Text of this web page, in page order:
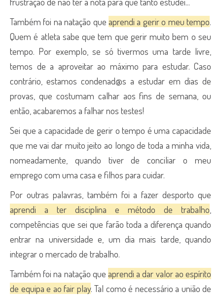
Também foi na natação que aprendi a gerir o meu tempo.
Quem é atleta sabe que tem que gerir muito bem o seu
tempo. Por exemplo, se só tivermos uma tarde livre,
temos de a aproveitar ao máximo para estudar. Caso
contrário, estamos condenad@s a estudar em dias de
provas, que costumam calhar aos fins de semana, ou
então, acabaremos a falhar nos testes!
Sei que a capacidade de gerir o tempo é uma capacidade
que me vai dar muito jeito ao longo de toda a minha vida,
nomeadamente, quando tiver de conciliar o meu
emprego com uma casa e filhos para cuidar.
Por outras palavras, também foi a fazer desporto que
aprendi a ter disciplina e método de trabalho
competências que sei que farão toda a diferença quando
entrar na universidade e, um dia mais tarde, quando
integrar o mercado de trabalho.
Também foi na natação que aprendi a dar valor ao espírito
de equipa e ao fair play. Tal como é necessário a união de